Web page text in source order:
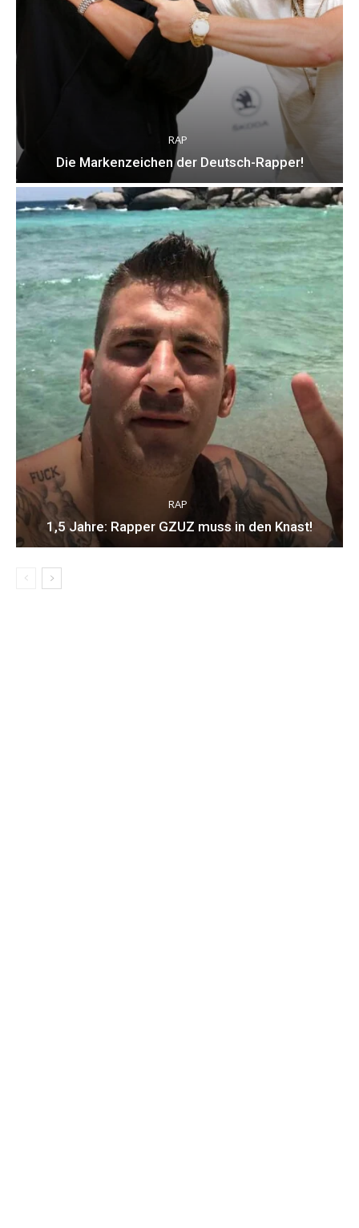
RAP
Die Markenzeichen der Deutsch-Rapper!
RAP
1,5 Jahre: Rapper GZUZ muss in den Knast!